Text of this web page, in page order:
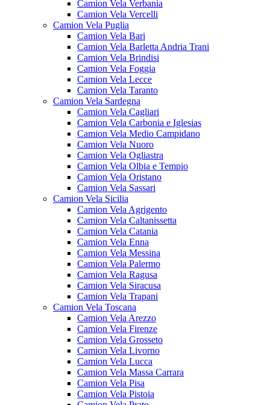
Camion Vela Verbania
Camion Vela Vercelli
Camion Vela Puglia
Camion Vela Bari
Camion Vela Barletta Andria Trani
Camion Vela Brindisi
Camion Vela Foggia
Camion Vela Lecce
Camion Vela Taranto
Camion Vela Sardegna
Camion Vela Cagliari
Camion Vela Carbonia e Iglesias
Camion Vela Medio Campidano
Camion Vela Nuoro
Camion Vela Ogliastra
Camion Vela Olbia e Tempio
Camion Vela Oristano
Camion Vela Sassari
Camion Vela Sicilia
Camion Vela Agrigento
Camion Vela Caltanissetta
Camion Vela Catania
Camion Vela Enna
Camion Vela Messina
Camion Vela Palermo
Camion Vela Ragusa
Camion Vela Siracusa
Camion Vela Trapani
Camion Vela Toscana
Camion Vela Arezzo
Camion Vela Firenze
Camion Vela Grosseto
Camion Vela Livorno
Camion Vela Lucca
Camion Vela Massa Carrara
Camion Vela Pisa
Camion Vela Pistoia